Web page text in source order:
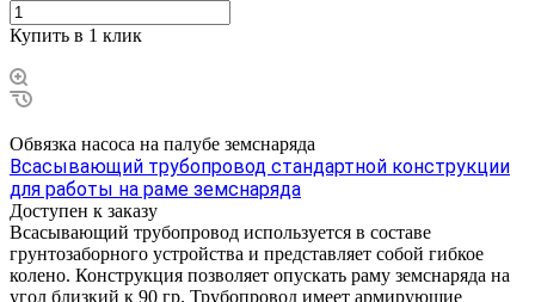
Купить в 1 клик
Обвязка насоса на палубе земснаряда
Всасывающий трубопровод стандартной конструкции
для работы на раме земснаряда
Доступен к заказу
Всасывающий трубопровод используется в составе
грунтозаборного устройства и представляет собой гибкое
колено. Конструкция позволяет опускать раму земснаряда на
угол близкий к 90 гр. Трубопровод имеет армирующие